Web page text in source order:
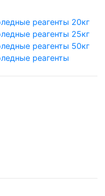
реагенты 20кг
реагенты 25кг
реагенты 50кг
реагенты